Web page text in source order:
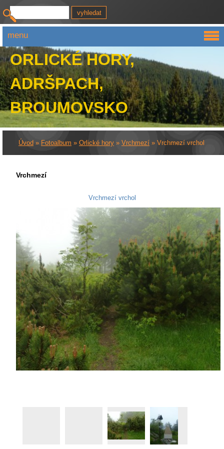
ORLICKÉ HORY,
ADRŠPACH,
BROUMOVSKO
Úvod » Fotoalbum » Orlické hory » Vrchmezí » Vrchmezí vrchol
Vrchmezí
Vrchmezí vrchol
menu